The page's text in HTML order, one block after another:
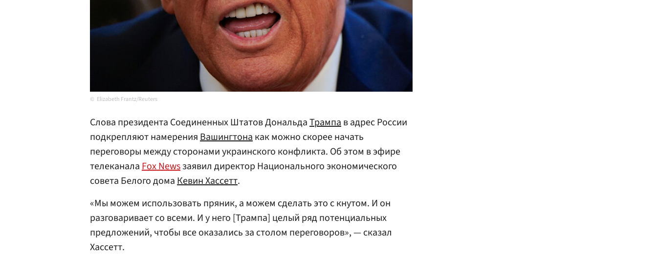
Elizabeth Frantz/Reuters
Слова президента Соединенных Штатов ДональдаТрампав адрес России
подкрепляют намеренияВашингтонакак можно скорее начать
переговоры между сторонами украинского конфликта. Об этом в эфире
телеканалаFox Newsзаявил директор Национального экономического
совета Белого домаКевин Хассетт.
«Мы можем использовать пряник, а можем сделать это с кнутом. И он
разговаривает со всеми. И у него [Трампа] целый ряд потенциальных
предложений, чтобы все оказались за столом переговоров», — сказал
Хассетт.